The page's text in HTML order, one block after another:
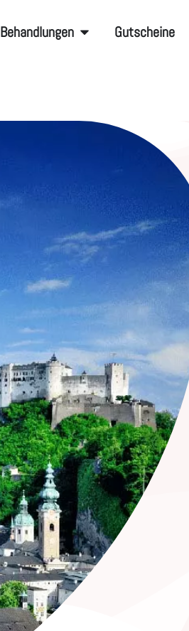
‌Behandlungen Gutscheine